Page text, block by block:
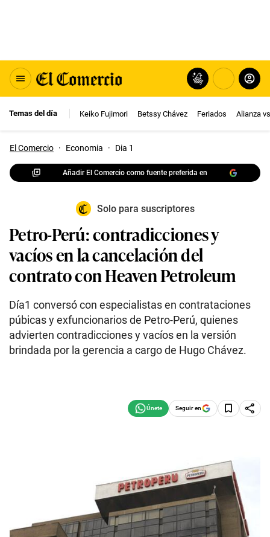
Temas del día Keiko Fujimori Betssy Chávez Feriados Alianza
El Comercio · Economia · Dia 1
Añadir El Comercio como fuente preferida en
Solo para suscriptores
Petro-Perú: contradicciones y
vacíos en la cancelación del
contrato con Heaven Petroleum
Día1 conversó con especialistas en contrataciones
púbicas y exfuncionarios de Petro-Perú, quienes
advierten contradicciones y vacíos en la versión
brindada por la gerencia a cargo de Hugo Chávez.
Seguir en